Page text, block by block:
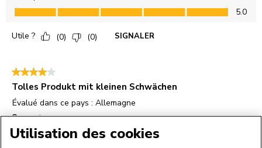
Utilisation des cookies